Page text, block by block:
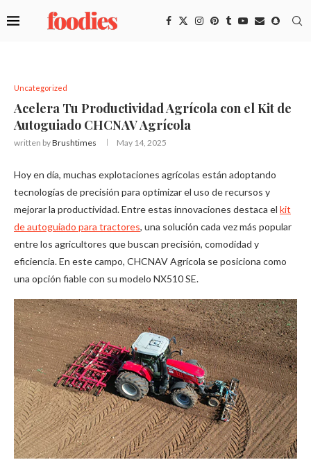
Uncategorized
Acelera Tu Productividad Agrícola con el Kit de
Autoguiado CHCNAV Agrícola
written byBrushtimes May 14, 2025
Hoy en día, muchas explotaciones agrícolas están adoptando
tecnologías de precisión para optimizar el uso de recursos y
mejorar la productividad. Entre estas innovaciones destaca el kit
de autoguiado para tractores, una solución cada vez más popular
entre los agricultores que buscan precisión, comodidad y
eficiencia. En este campo, CHCNAV Agrícola se posiciona como
una opción fiable con su modelo NX510 SE.